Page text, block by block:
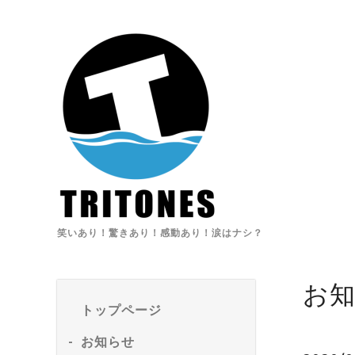
笑いあり！驚きあり！感動あり！涙はナシ？
トップページ
お知らせ
お